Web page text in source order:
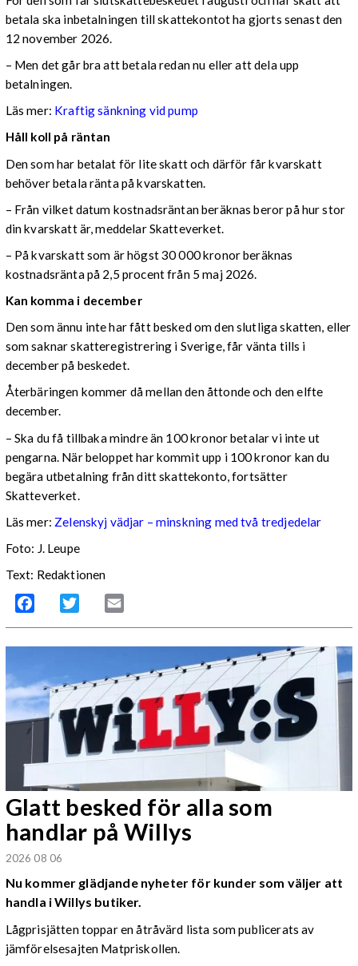
betala ska inbetalningen till skattekontot ha gjorts senast den
12 november 2026.
– Men det går bra att betala redan nu eller att dela upp
betalningen.
Läs mer: Kraftig sänkning vid pump
Håll koll på räntan
Den som har betalat för lite skatt och därför får kvarskatt
behöver betala ränta på kvarskatten.
– Från vilket datum kostnadsräntan beräknas beror på hur stor
din kvarskatt är, meddelar Skatteverket.
– På kvarskatt som är högst 30 000 kronor beräknas
kostnadsränta på 2,5 procent från 5 maj 2026.
Kan komma i december
Den som ännu inte har fått besked om den slutliga skatten, eller
som saknar skatteregistrering i Sverige, får vänta tills i
december på beskedet.
Återbäringen kommer då mellan den åttonde och den elfte
december.
– Ska du få tillbaka mindre än 100 kronor betalar vi inte ut
pengarna. När beloppet har kommit upp i 100 kronor kan du
begära utbetalning från ditt skattekonto, fortsätter
Skatteverket.
Läs mer: Zelenskyj vädjar – minskning med två tredjedelar
Foto: J. Leupe
Text: Redaktionen
Facebook Twitter
Glatt besked för alla som
handlar på Willys
2026 08 06
Nu kommer glädjande nyheter för kunder som väljer att
handla i Willys butiker.
Lågprisjätten toppar en åtråvärd lista som publicerats av
jämförelsesajten Matpriskollen.